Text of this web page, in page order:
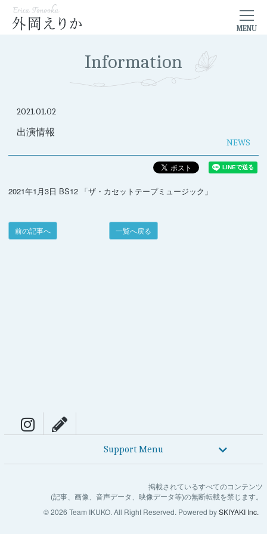
Information
2021.01.02
出演情報
NEWS
2021年1月3日 BS12 「ザ・カセットテープミュージック」
一覧へ戻る
前の記事へ
Support Menu
掲載されているすべてのコンテンツ
(記事、画像、音声データ、映像データ等)の無断転載を禁じます。
© 2026 Team IKUKO. All Right Reserved. Powered bySKIYAKI Inc.